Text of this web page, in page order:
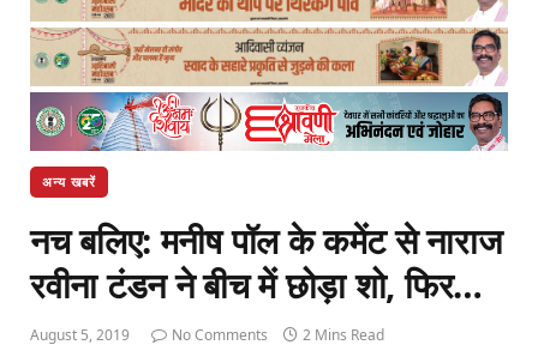
अन्य खबरें
नच बलिए: मनीष पॉल के कमेंट से नाराज
रवीना टंडन ने बीच में छोड़ा शो, फिर…
August 5, 2019 No Comments 2 Mins Read